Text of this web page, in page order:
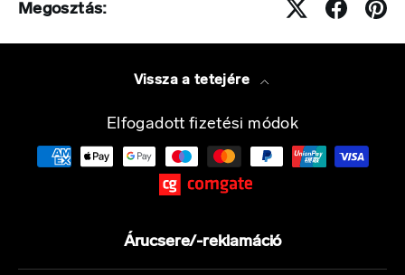
Megosztás:
Vissza a tetejére
Elfogadott fizetési módok
Árucsere/-reklamáció